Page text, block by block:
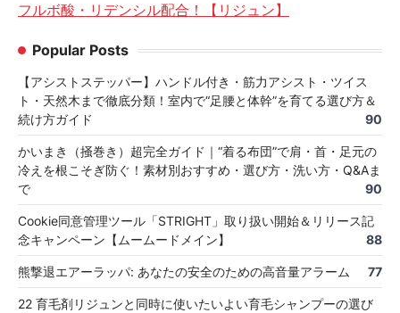
フルボ酸・リデンシル配合！【リジュン】
Popular Posts
【アシストステッパー】ハンドル付き・筋力アシスト・ツイス
ト・天然木まで徹底分類！室内で“足腰と体幹”を育てる選び方＆
続け方ガイド
90
かいまき（掻巻き）超完全ガイド｜“着る布団”で肩・首・足元の
冷えを根こそぎ防ぐ！素材別おすすめ・選び方・洗い方・Q&Aま
で
90
Cookie同意管理ツール「STRIGHT」取り扱い開始＆リリース記
念キャンペーン【ムームードメイン】
88
熊撃退エアーラッパ: あなたの安全のための高音量アラーム 77
22 育毛剤リジュンと同時に使いたいよい育毛シャンプーの選び